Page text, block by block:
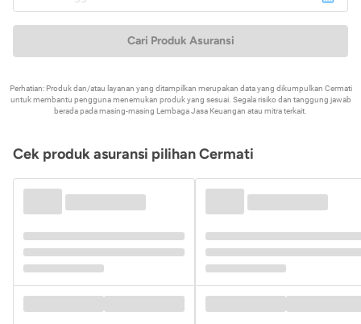
Cari Produk Asuransi
Perhatian: Produk dan/atau layanan yang ditampilkan merupakan data yang dikumpulkan Cermati
untuk membantu pengguna menemukan produk yang sesuai. Segala risiko dan tanggung jawab
berada pada masing-masing Lembaga Jasa Keuangan atau mitra terkait.
Cek produk asuransi pilihan Cermati